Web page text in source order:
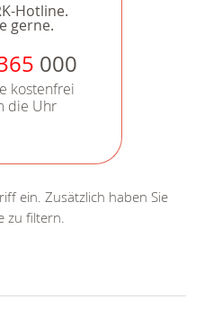
Hotline.
gerne.
000
kostenfrei
die Uhr
ein. Zusätzlich haben Sie
zu filtern.